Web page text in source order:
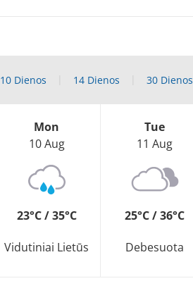
10 Dienos 14 Dienos 30 Dienos
Mon
10 Aug
23°C / 35°C
Vidutiniai Lietūs
Tue
11 Aug
25°C / 36°C
Debesuota